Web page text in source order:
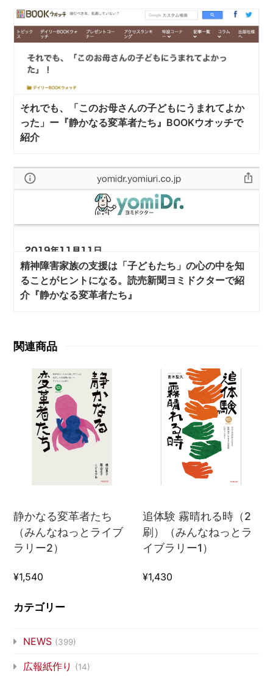
それでも、「このお母さんの子どもにうまれてよか
った」ー『静かなる変革者たち』BOOKウオッチで
紹介
精神障害家族の支援は「子どもたち」の心の中を知
ることがヒントになる。読売新聞ヨミドクターで紹
介『静かなる変革者たち』
関連商品
静かなる変革者たち
（みんなねっとライブ
ラリー2）
¥1,540
追体験 霧晴れる時（2
刷）（みんなねっとラ
イブラリー1）
¥1,430
カテゴリー
NEWS (399)
広報紙作り (14)